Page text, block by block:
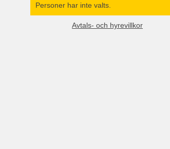
Personer har inte valts.
Avtals- och hyrevillkor